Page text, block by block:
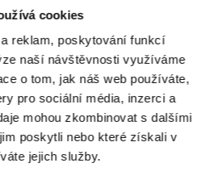
cookies
reklam, poskytování funkcí
naší návštěvnosti využíváme
o tom, jak náš web používáte,
pro sociální média, inzerci a
mohou zkombinovat s dalšími
poskytli nebo které získali v
jejich služby.
are you bringing?
the website